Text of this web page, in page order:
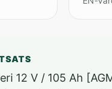
12 V / 105 Ah